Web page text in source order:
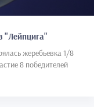
"Лейпцига"
жеребьевка 1/8
8 победителей